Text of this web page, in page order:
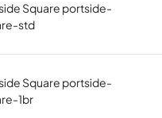
Square portside-
std
Square portside-
1br